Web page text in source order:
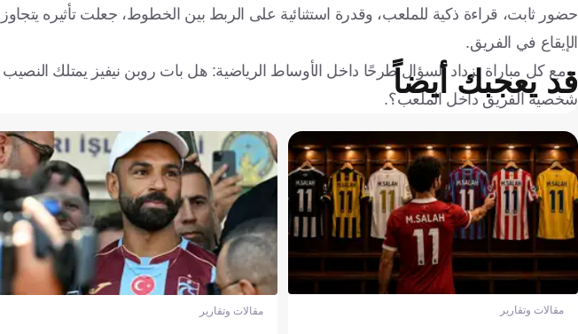
حضور ثابت، قراءة ذكية للملعب، وقدرة استثنائية على الربط بين الخطوط، جعلت تأثيره
الإيقاع في الفريق.
ومع كل مباراة يزداد السؤال طرحًا داخل الأوساط الرياضية: هل بات روبن نيفيز يمتلك
شخصية الفريق داخل الملعب؟.
قد يعجبك أيضاً
مقالات وتقارير مقالات وتقارير